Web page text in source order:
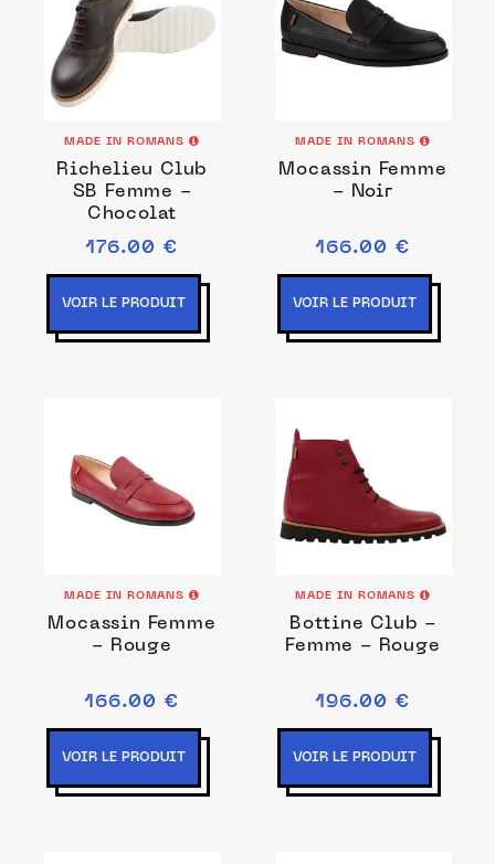
MADE IN ROMANS
Richelieu Club
SB Femme -
Chocolat
176.00 €
VOIR LE PRODUIT
MADE IN ROMANS
Mocassin Femme
- Noir
166.00 €
VOIR LE PRODUIT
MADE IN ROMANS
Mocassin Femme
- Rouge
166.00 €
VOIR LE PRODUIT
MADE IN ROMANS
Bottine Club -
Femme - Rouge
196.00 €
VOIR LE PRODUIT